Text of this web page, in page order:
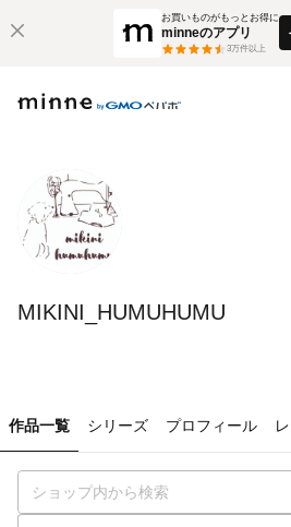
お買いものがもっとお得に
minneのアプリ
3万件以上
MIKINI_HUMUHUMU
作品一覧 シリーズ プロフィール